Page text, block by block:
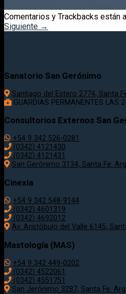
Comentarios y Trackbacks están
Siguiente →
Sanatorio San Gerónimo
Santiago del Estero 2774, Santa
GUARDIAS PERMANENTES LAS
Consultorios Externos San
+54 9 342 526-0281
(0342) 4121430
(0342) 4121431
San Gerónimo 3134, Santa Fe.
Cinexia
+54 9 342 548-9144
(0342) 4601319
(0342) 4692012
Av. Aristóbulo del Valle 6145,
Mastología (MAS)
+54 9 342 449-0202
(0342) 4522061
(0342) 4551751
San Jerónimo 3287, Santa Fe.